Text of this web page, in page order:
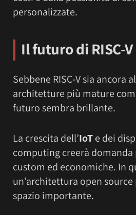
personalizzate.
Il futuro di RISC-V
Sebbene RISC-V sia ancora
architetture più mature
futuro sembra brillante.
La crescita dell’IoTe dei
computing creerà
custom ed economiche. In
un’architettura open
spazio importante.